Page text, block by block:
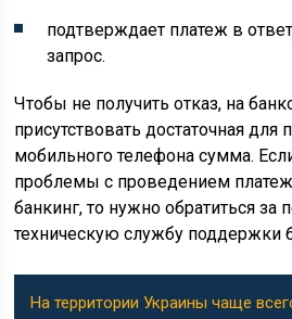
подтверждает платеж в
запрос.
Чтобы не получить отказ, на
присутствовать достаточная для
мобильного телефона сумма.
проблемы с проведением
банкинг, то нужно обратиться
техническую службу поддержки
На территории Украины чаще